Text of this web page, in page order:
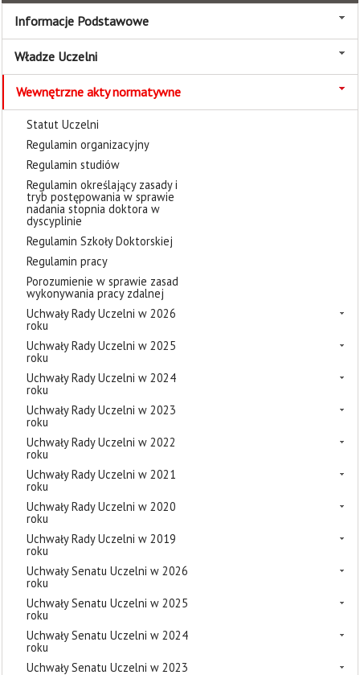
Informacje Podstawowe
Władze Uczelni
Wewnętrzne akty normatywne
Statut Uczelni
Regulamin organizacyjny
Regulamin studiów
Regulamin określający zasady i
tryb postępowania w sprawie
nadania stopnia doktora w
dyscyplinie
Regulamin Szkoły Doktorskiej
Regulamin pracy
Porozumienie w sprawie zasad
wykonywania pracy zdalnej
Uchwały Rady Uczelni w 2026
roku
Uchwały Rady Uczelni w 2025
roku
Uchwały Rady Uczelni w 2024
roku
Uchwały Rady Uczelni w 2023
roku
Uchwały Rady Uczelni w 2022
roku
Uchwały Rady Uczelni w 2021
roku
Uchwały Rady Uczelni w 2020
roku
Uchwały Rady Uczelni w 2019
roku
Uchwały Senatu Uczelni w 2026
roku
Uchwały Senatu Uczelni w 2025
roku
Uchwały Senatu Uczelni w 2024
roku
Uchwały Senatu Uczelni w 2023